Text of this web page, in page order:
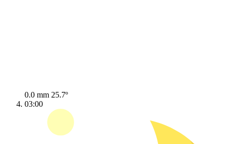
0.0 mm 25.7º
03:00